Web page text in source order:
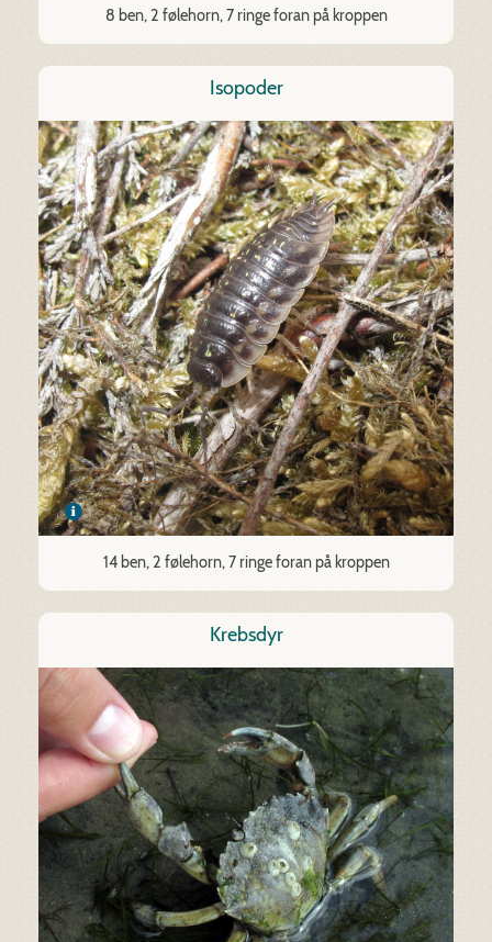
8 ben, 2 følehorn, 7 ringe foran på kroppen
Isopoder
14 ben, 2 følehorn, 7 ringe foran på kroppen
Krebsdyr